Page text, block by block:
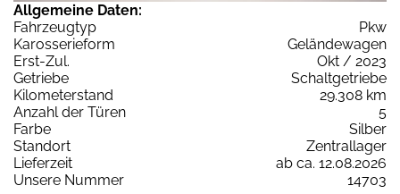
Allgemeine Daten:
Fahrzeugtyp
Pkw
Karosserieform
Geländewagen
Erst-Zul.
Okt / 2023
Getriebe
Schaltgetriebe
Kilometerstand
29.308 km
Anzahl der Türen
5
Farbe
Silber
Standort
Zentrallager
Lieferzeit
ab ca. 12.08.2026
Unsere Nummer
14703